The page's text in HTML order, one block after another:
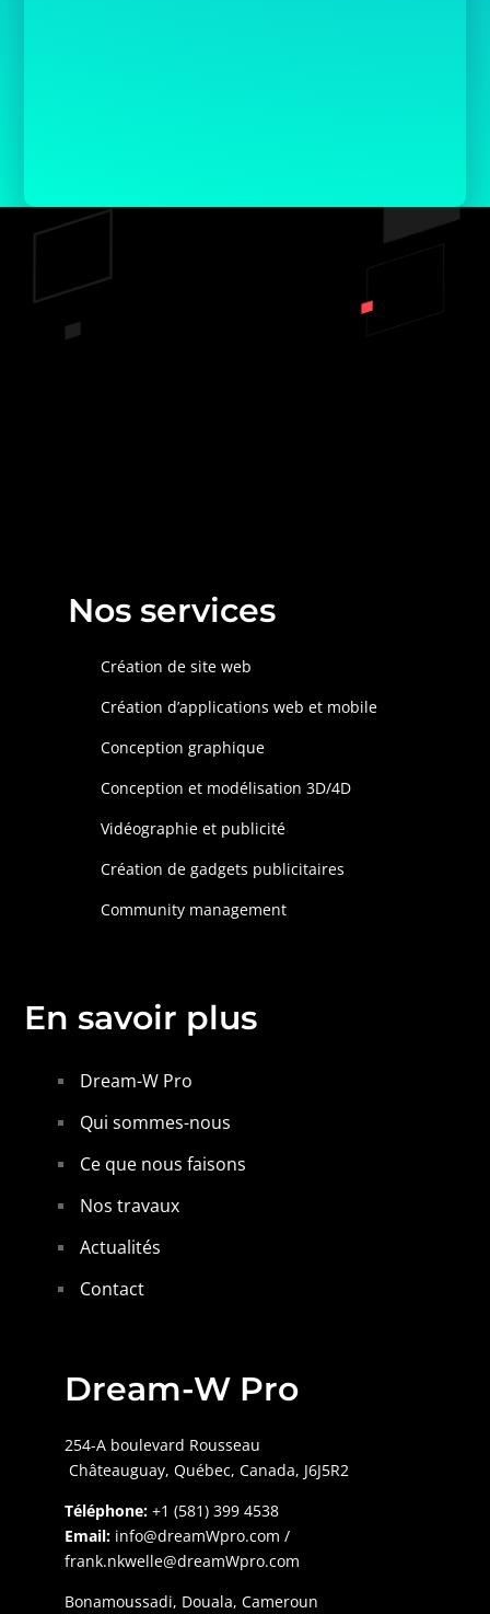
Nos services
Création de site web
Création d’applications web et mobile
Conception graphique
Conception et modélisation 3D/4D
Vidéographie et publicité
Création de gadgets publicitaires
Community management
En savoir plus
Dream-W Pro
Qui sommes-nous
Ce que nous faisons
Nos travaux
Actualités
Contact
Dream-W Pro
254-A boulevard Rousseau
Châteauguay,Québec, Canada, J6J5R2
Téléphone: +1 (581) 399 4538
Email: info@dreamWpro.com /
frank.nkwelle@dreamWpro.com
Bonamoussadi, Douala, Cameroun